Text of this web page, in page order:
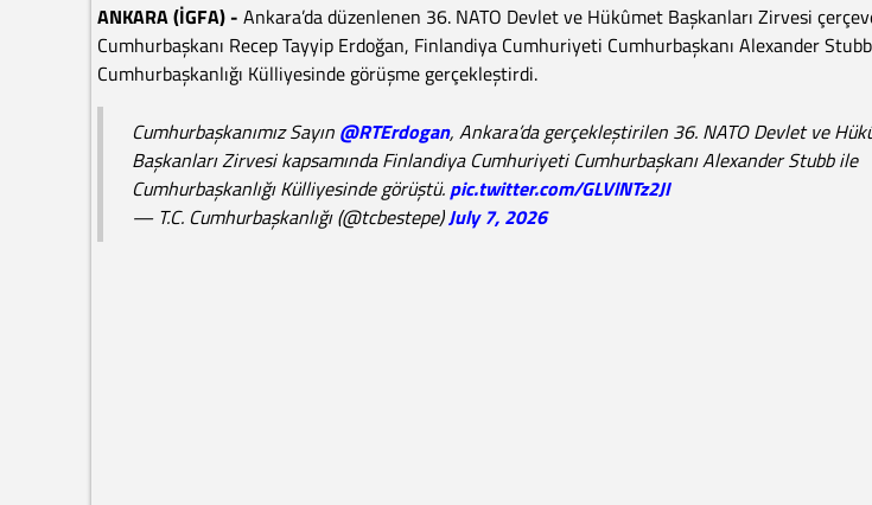
ANKARA (İGFA) - Ankara’da düzenlenen 36. NATO Devlet ve Hükûmet Başkanları Zirvesi
Cumhurbaşkanı Recep Tayyip Erdoğan, Finlandiya Cumhuriyeti Cumhurbaşkanı Alexander
Cumhurbaşkanlığı Külliyesinde görüşme gerçekleştirdi.
Cumhurbaşkanımız Sayın @RTErdogan, Ankara’da gerçekleştirilen 36. NATO Devlet ve
Başkanları Zirvesi kapsamında Finlandiya Cumhuriyeti Cumhurbaşkanı Alexander Stubb ile
Cumhurbaşkanlığı Külliyesinde görüştü.pic.twitter.com/GLVlNTz2JI
— T.C. Cumhurbaşkanlığı (@tcbestepe)July 7, 2026